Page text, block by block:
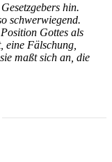
hin.
schwerwiegend.
Gottes als
eine Fälschung,
maßt sich an, die